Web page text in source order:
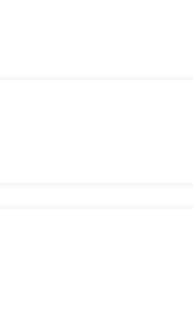
sans complications.
du marché.
des plateformes et des dApps.